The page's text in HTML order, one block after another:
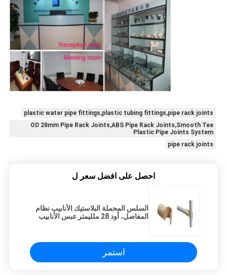
plastic water pipe fittings,plastic tubing fittings,pipe rack joints
OD 28mm Pipe Rack Joints,ABS Pipe Rack Joints,Smooth Tee
Plastic Pipe Joints System
pipe rack joints
احصل على افضل سعر ل
السلس المحملة البلاستيك الأنابيب نظام
المفاصل، أود 28 ملليمتر عبس الأنابيب
استمر